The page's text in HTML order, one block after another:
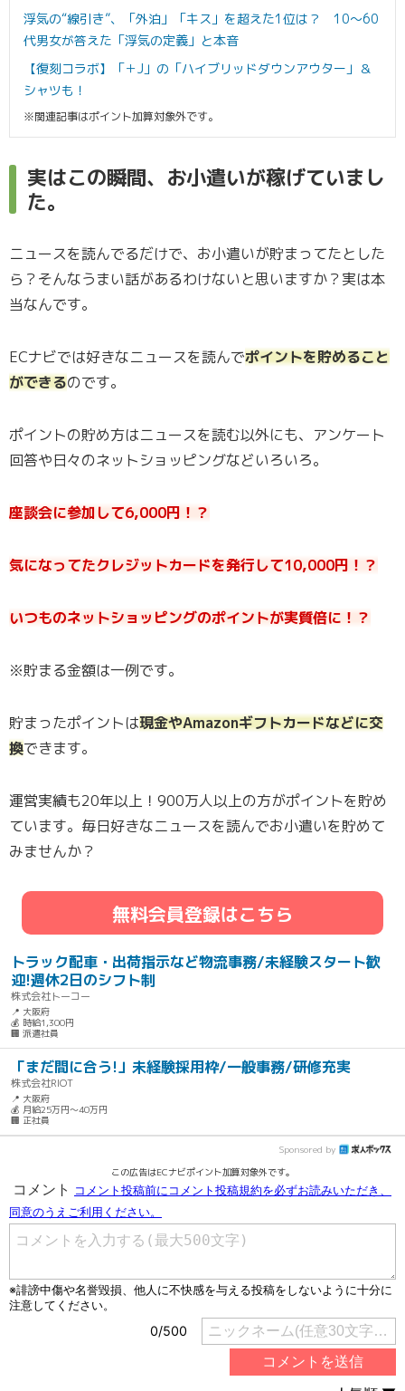
浮気の“線引き”、「外泊」「キス」を超えた1位は？ 10～60
代男女が答えた「浮気の定義」と本音
【復刻コラボ】「＋J」の「ハイブリッドダウンアウター」＆
シャツも！
※関連記事はポイント加算対象外です。
実はこの瞬間、お小遣いが稼げていまし
た。
ニュースを読んでるだけで、お小遣いが貯まってたとした
ら？そんなうまい話があるわけないと思いますか？実は本
当なんです。
ECナビでは好きなニュースを読んでポイントを貯めること
ができるのです。
ポイントの貯め方はニュースを読む以外にも、アンケート
回答や日々のネットショッピングなどいろいろ。
座談会に参加して6,000円！？
気になってたクレジットカードを発行して10,000円！？
いつものネットショッピングのポイントが実質倍に！？
※貯まる金額は一例です。
貯まったポイントは現金やAmazonギフトカードなどに交
換できます。
運営実績も20年以上！900万人以上の方がポイントを貯め
ています。毎日好きなニュースを読んでお小遣いを貯めて
みませんか？
無料会員登録はこちら
トラック配車・出荷指示など物流事務/未経験スタート歓
迎!週休2日のシフト制
株式会社トーコー
📍 大阪府
💰 時給1,300円
🏢 派遣社員
「まだ間に合う!」未経験採用枠/一般事務/研修充実
株式会社RIOT
📍 大阪府
💰 月給25万円～40万円
🏢 正社員
Sponsored by
この広告はECナビポイント加算対象外です。